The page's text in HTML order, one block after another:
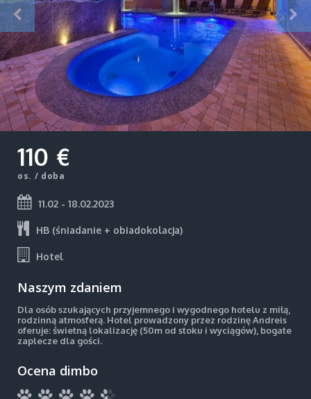
110 €
os. / doba
11.02 - 18.02.2023
HB (śniadanie + obiadokolacja)
Hotel
Naszym zdaniem
Dla osób szukających przyjemnego i wygodnego hotelu z miłą,
rodzinną atmosferą. Hotel prowadzony przez rodzinę Andreis
oferuje: świetną lokalizację (50m od stoku i wyciągów), bogate
zaplecze dla gości.
Ocena dimbo